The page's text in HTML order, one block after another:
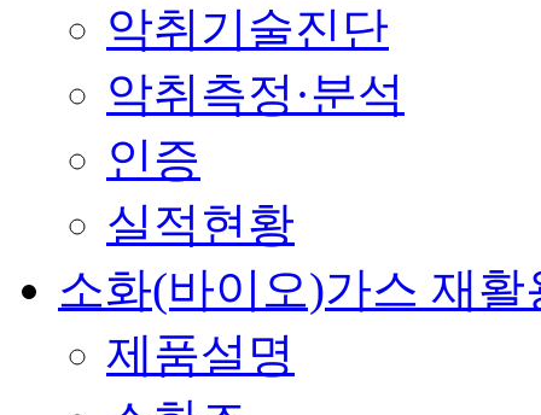
악취기술진단
악취측정·분석
인증
실적현황
소화(바이오)가스 재활
제품설명